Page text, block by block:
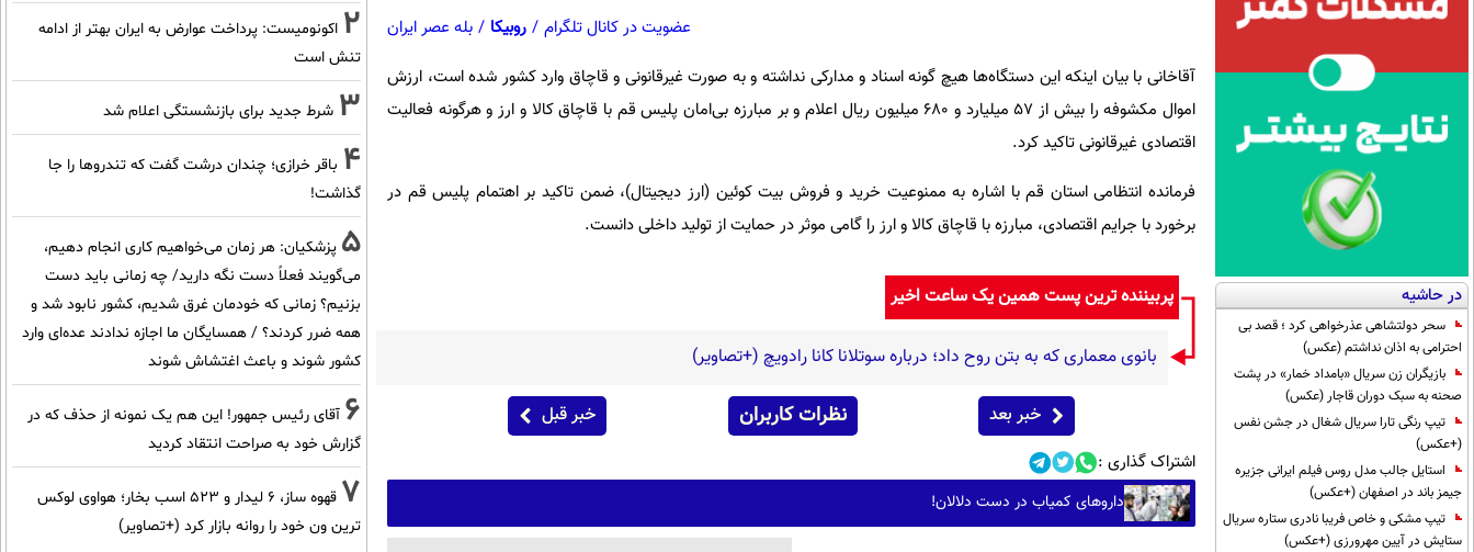
در حاشیه
سحر دولتشاهی عذرخواهی کرد ؛ قصد بی
احترامی به اذان نداشتم (عکس)
بازیگران زن سریال «بامداد خمار» در پشت
صحنه به سبک دوران قاجار (عکس)
تیپ رنگی تارا سریال شغال در جشن نفس
(+عکس)
استایل جالب مدل روس فیلم ایرانی جزیره
جیمز باند در اصفهان (+عکس)
تیپ مشکی و خاص فریبا نادری ستاره سریال
ستایش در آیین مهرورزی (+عکس)
عضویت در کانال تلگرام / روبیکا / بله عصر ایران
آقاخانی با بیان اینکه این دستگاه‌ها هیچ گونه اسناد و مدارکی نداشته و به صورت غیرقانونی و قاچاق وارد کشور شده است، ارزش
اموال مکشوفه را بیش از 57 میلیارد و 680 میلیون ریال اعلام و بر مبارزه بی‌امان پلیس قم با قاچاق کالا و ارز و هرگونه فعالیت
اقتصادی غیرقانونی تاکید کرد.
فرمانده انتظامی استان قم با اشاره به ممنوعیت خرید و فروش بیت کوئین (ارز دیجیتال)، ضمن تاکید بر اهتمام پلیس قم در
برخورد با جرایم اقتصادی، مبارزه با قاچاق کالا و ارز را گامی موثر در حمایت از تولید داخلی دانست.
پربیننده ترین پست همین یک ساعت اخیر
بانوی معماری که به بتن روح داد؛ درباره سوتلانا کانا رادویچ (+تصاویر)
خبر بعد نظرات کاربران خبر قبل
اشتراک گذاری :
داروهای کمیاب در دست دلالان!
2 اکونومیست: پرداخت عوارض به ایران بهتر از ادامه
تنش است
3 شرط جدید برای بازنشستگی اعلام شد
4 باقر خرازی؛ چندان درشت گفت که تندروها را جا
گذاشت!
5 پزشکیان: هر زمان می‌خواهیم کاری انجام دهیم،
می‌گویند فعلاً دست نگه دارید/ چه زمانی باید دست
بزنیم؟ زمانی که خودمان غرق شدیم، کشور نابود شد و
همه ضرر کردند؟ / همسایگان ما اجازه ندادند عده‌ای وارد
کشور شوند و باعث اغتشاش شوند
6 آقای رئیس جمهور! این هم یک نمونه از حذف که در
گزارش خود به صراحت انتقاد کردید
7
قهوه ساز، 6 لیدار و 523 اسب بخار؛ هواوی لوکس
ترین ون خود را روانه بازار کرد (+تصاویر)